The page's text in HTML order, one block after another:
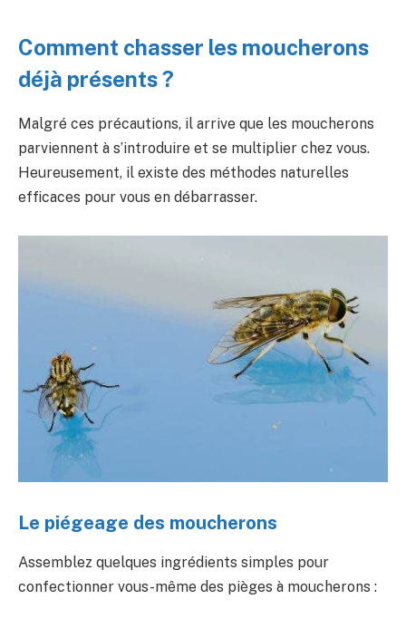
Comment chasser les moucherons
déjà présents ?
Malgré ces précautions, il arrive que les moucherons
parviennent à s’introduire et se multiplier chez vous.
Heureusement, il existe des méthodes naturelles
efficaces pour vous en débarrasser.
Le piégeage des moucherons
Assemblez quelques ingrédients simples pour
confectionner vous-même des pièges à moucherons :